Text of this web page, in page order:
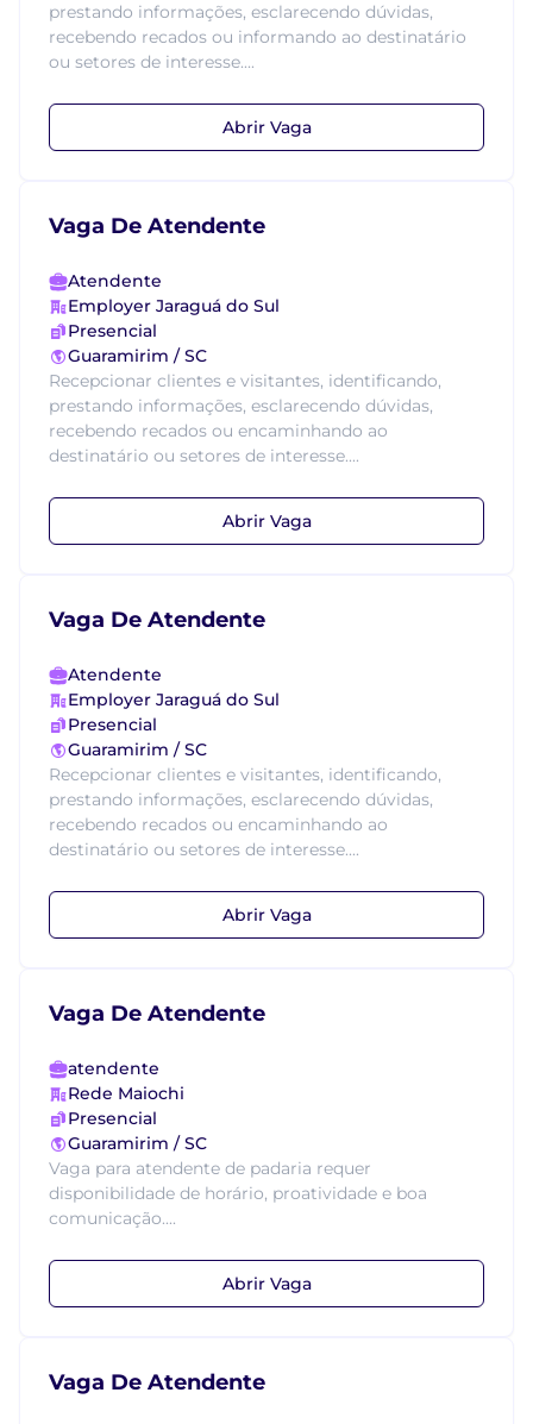
prestando informações, esclarecendo dúvidas,
recebendo recados ou informando ao destinatário
ou setores de interesse....
Abrir Vaga
Vaga De Atendente
Atendente
Employer Jaraguá do Sul
Presencial
Guaramirim / SC
Recepcionar clientes e visitantes, identificando,
prestando informações, esclarecendo dúvidas,
recebendo recados ou encaminhando ao
destinatário ou setores de interesse....
Abrir Vaga
Vaga De Atendente
Atendente
Employer Jaraguá do Sul
Presencial
Guaramirim / SC
Recepcionar clientes e visitantes, identificando,
prestando informações, esclarecendo dúvidas,
recebendo recados ou encaminhando ao
destinatário ou setores de interesse....
Abrir Vaga
Vaga De Atendente
atendente
Rede Maiochi
Presencial
Guaramirim / SC
Vaga para atendente de padaria requer
disponibilidade de horário, proatividade e boa
comunicação....
Abrir Vaga
Vaga De Atendente